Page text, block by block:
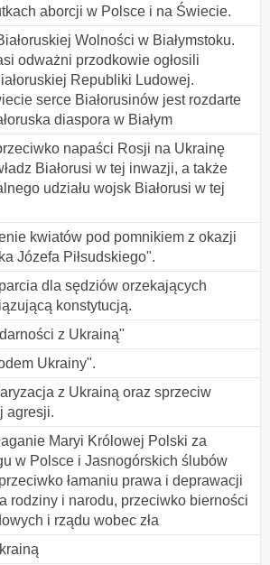
aborcji w Polsce i na Świecie.
Wolności w Białymstoku.
odważni przodkowie ogłosili
Republiki Ludowej.
serce Białorusinów jest rozdarte
diaspora w Białym
napaści Rosji na Ukrainę
Białorusi w tej inwazji, a także
udziału wojsk Białorusi w tej
kwiatów pod pomnikiem z okazji
Józefa Piłsudskiego".
dla sędziów orzekających
konstytucją.
z Ukrainą"
Ukrainy".
z Ukrainą oraz sprzeciw
agresji.
Maryi Królowej Polski za
w Polsce i Jasnogórskich ślubów
łamaniu prawa i deprawacji
rodziny i narodu, przeciwko bierności
i rządu wobec zła